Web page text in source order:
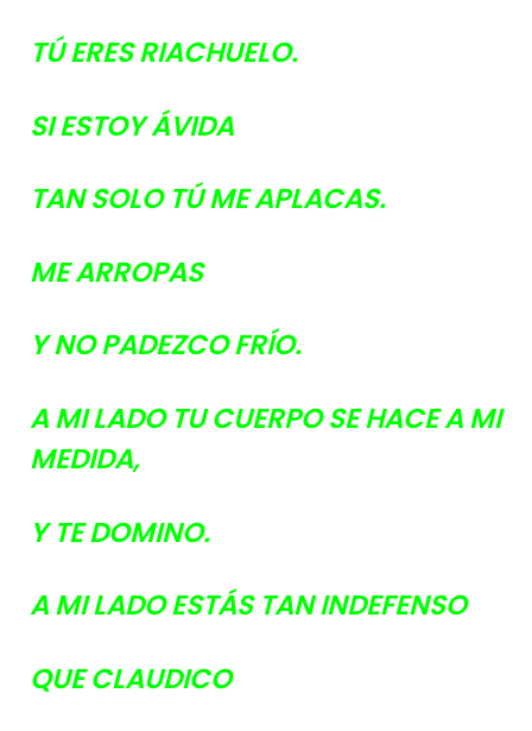
TÚ ERES RIACHUELO.
SI ESTOY ÁVIDA
TAN SOLO TÚ ME APLACAS.
ME ARROPAS
Y NO PADEZCO FRÍO.
A MI LADO TU CUERPO SE HACE A MI
MEDIDA,
Y TE DOMINO.
A MI LADO ESTÁS TAN INDEFENSO
QUE CLAUDICO